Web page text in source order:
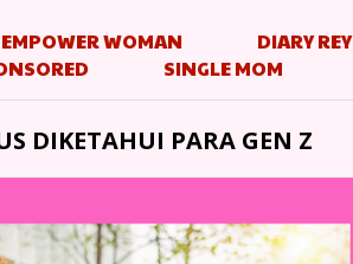
EMPOWER WOMAN DIARY REY
SINGLE MOM
DIKETAHUI PARA GEN Z